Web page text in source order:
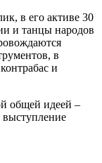
в его активе 30
и танцы народов
в
и
общей идеей –
выступление